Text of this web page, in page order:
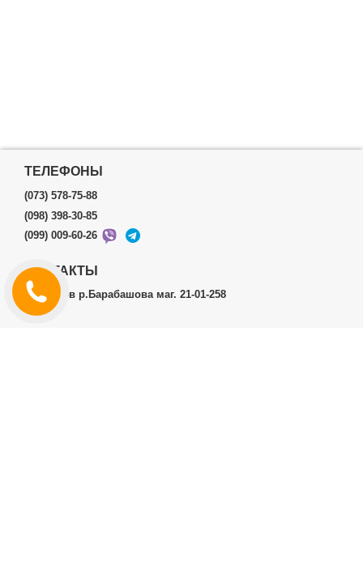
ТЕЛЕФОНЫ
(073) 578-75-88
(098) 398-30-85
(099) 009-60-26
КОНТАКТЫ
г.Харьков р.Барабашова маг. 21-01-258